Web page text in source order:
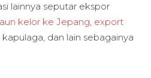
lainnya seputar ekspor
kelor ke Jepang, export
dan lain sebagainya